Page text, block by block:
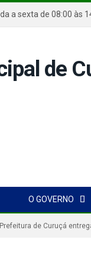
a sexta de 08:00
O GOVERNO
Prefeitura de Curuçá